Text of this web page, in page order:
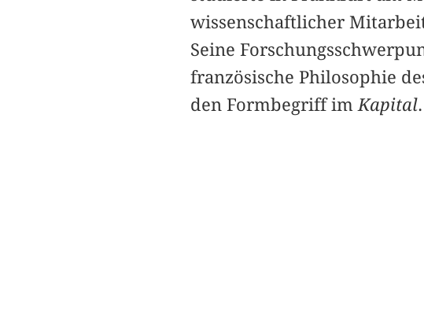
wissenschaftlicher
Seine
französische Philosophie
den Formbegriff im Kapital.